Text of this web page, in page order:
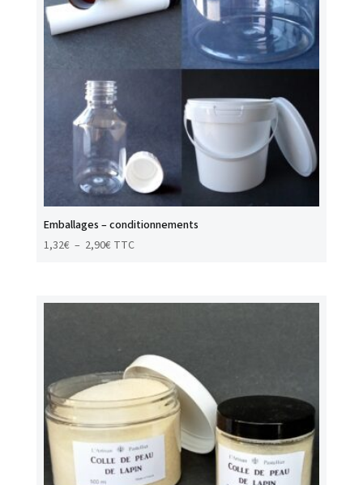
Emballages – conditionnements
1,32€ – 2,90€Plage
1,32€
TTC